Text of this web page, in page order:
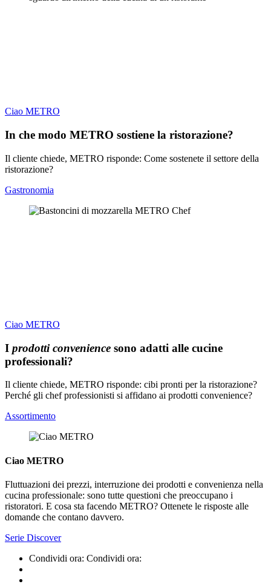
Ciao METRO
In che modo METRO sostiene la ristorazione?
Il cliente chiede, METRO risponde: Come sostenete il settore della
ristorazione?
Gastronomia
Ciao METRO
I prodotti convenience sono adatti alle cucine
professionali?
Il cliente chiede, METRO risponde: cibi pronti per la ristorazione?
Perché gli chef professionisti si affidano ai prodotti convenience?
Assortimento
Ciao METRO
Fluttuazioni dei prezzi, interruzione dei prodotti e convenienza nella
cucina professionale: sono tutte questioni che preoccupano i
ristoratori. E cosa sta facendo METRO? Ottenete le risposte alle
domande che contano davvero.
Serie Discover
Condividi ora: Condividi ora: